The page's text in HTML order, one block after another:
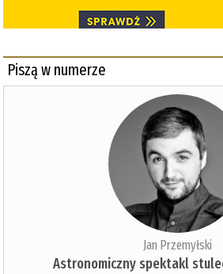
Piszą w numerze
Jan Przemyłski
Astronomiczny spektakl